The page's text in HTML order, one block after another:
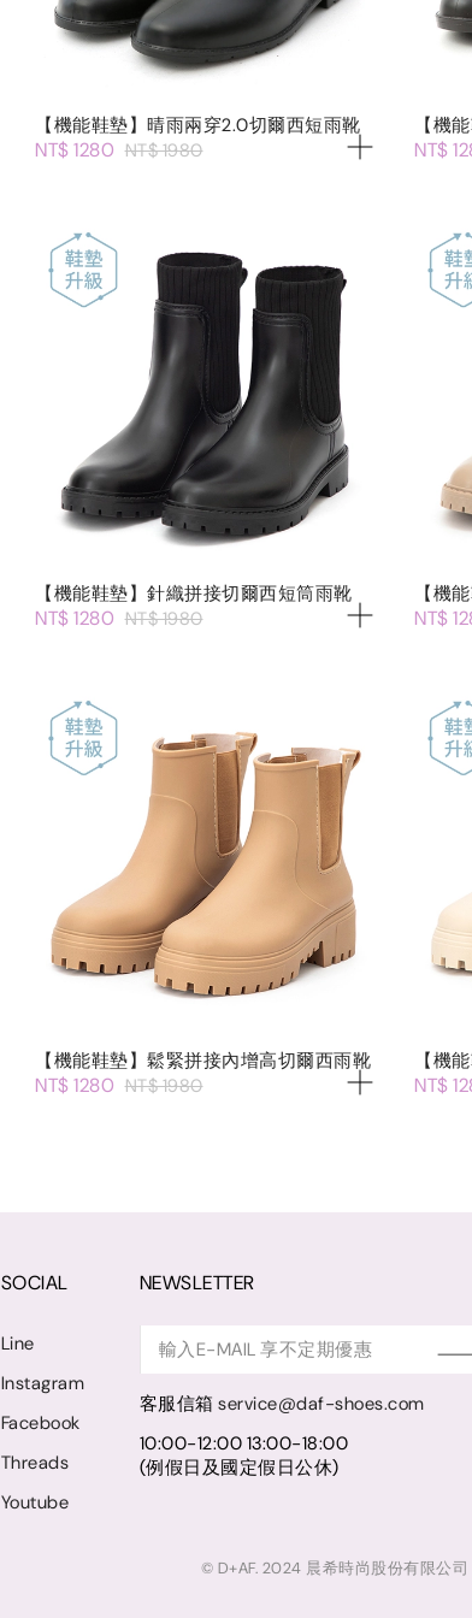
【機能鞋墊】晴雨兩穿2.0切爾西短雨靴
NT$ 1280 NT$ 1980
【機
NT$
【機能鞋墊】針織拼接切爾西短筒雨靴
NT$ 1280 NT$ 1980
【機
NT$
【機能鞋墊】鬆緊拼接內增高切爾西雨靴
NT$ 1280 NT$ 1980
【機
NT$
SOCIAL
Line
Instagram
Facebook
Threads
Youtube
NEWSLETTER
客服信箱service@daf-shoes.com
10:00-12:00 13:00-18:00
(例假日及國定假日公休)
© D+AF. 2024 晨希時尚股份有限公